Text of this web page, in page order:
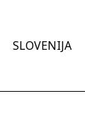
SLOVENIJA